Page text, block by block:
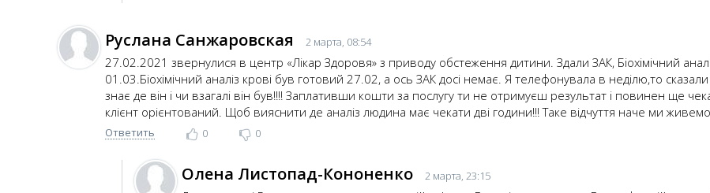
Руслана Санжаровская 2 марта, 08:54
27.02.2021 звернулися в центр «Лікар Здоровя» з приводу обстеження дитини. Здали ЗАК, Біохімічний
01.03.Біохімічний аналіз крові був готовий 27.02, а ось ЗАК досі немає. Я телефонувала в неділю,то
знає де він і чи взагалі він був!!!! Заплативши кошти за послугу ти не отримуєш результат і повинен ще
клієнт орієнтований. Щоб вияснити де аналіз людина має чекати дві години!!! Таке відчуття наче ми
Ответить 0 0
Олена Листопад-Кононенко 2 марта, 23:15